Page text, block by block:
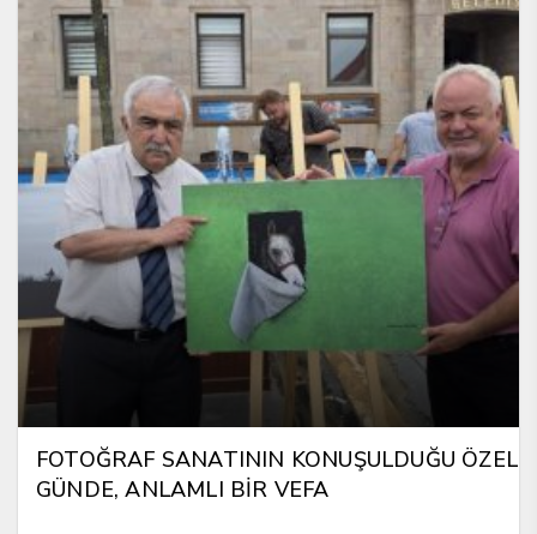
FOTOĞRAF SANATININ KONUŞULDUĞU ÖZEL
GÜNDE, ANLAMLI BİR VEFA